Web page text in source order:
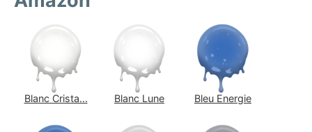
Blanc Crista... Blanc Lune Bleu Energie